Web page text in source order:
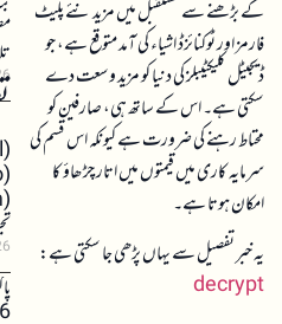
کے بڑھنے سے مستقبل میں مزید نئے پلیٹ
فارمز اور ٹوکنائزڈ اشیاء کی آمد متوقع ہے، جو
ڈیجیٹل کلیکٹیبلز کی دنیا کو مزید وسعت دے
سکتی ہے۔ اس کے ساتھ ہی، صارفین کو
محتاط رہنے کی ضرورت ہے کیونکہ اس قسم کی
سرمایہ کاری میں قیمتوں میں اتار چڑھاؤ کا
امکان ہوتا ہے۔
یہ خبر تفصیل سے یہاں پڑھی جا سکتی ہے:
decrypt